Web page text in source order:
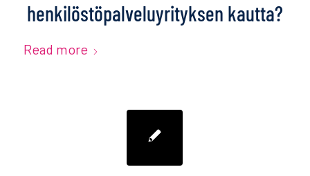
henkilöstöpalveluyrityksen kautta?
Read more